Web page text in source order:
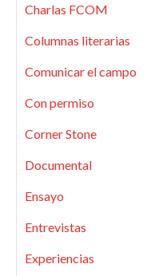
Charlas FCOM
Columnas literarias
Comunicar el campo
Con permiso
Corner Stone
Documental
Ensayo
Entrevistas
Experiencias